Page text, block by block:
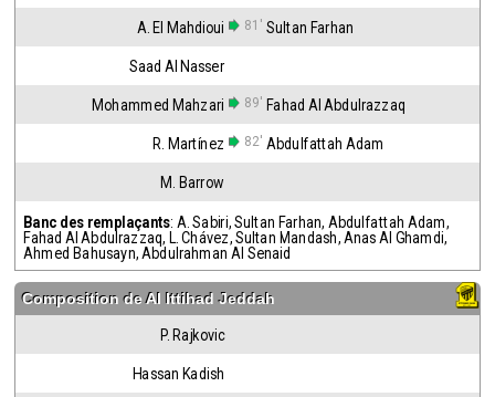
A. El Mahdioui 81' Sultan Farhan
Saad Al Nasser
Mohammed Mahzari 89' Fahad Al Abdulrazzaq
R. Martínez 82' Abdulfattah Adam
M. Barrow
Banc des remplaçants: A. Sabiri,Sultan Farhan, Abdulfattah Adam,
Fahad Al Abdulrazzaq, L. Chávez,Sultan Mandash, Anas Al Ghamdi,
Ahmed Bahusayn, Abdulrahman Al Senaid
Composition deAl Ittihad Jeddah
P. Rajkovic
Hassan Kadish